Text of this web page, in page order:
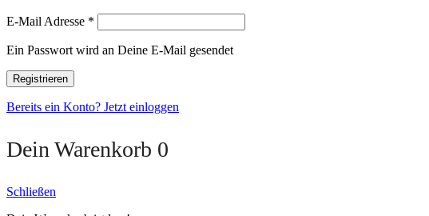
E-Mail Adresse *
Ein Passwort wird an Deine E-Mail gesendet
Registrieren
Bereits ein Konto? Jetzt einloggen
Dein Warenkorb 0
Schließen